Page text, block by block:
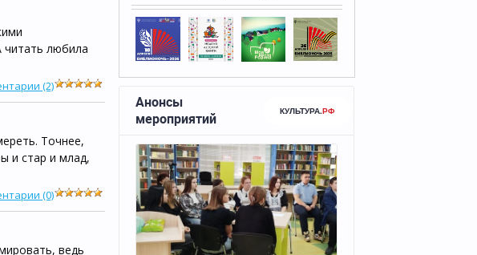
читать любила
(2)
Точнее,
и стар и млад,
(0)
ведь